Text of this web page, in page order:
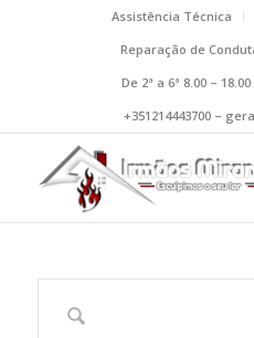
Assistência Técnica
Reparação de
De 2ª a 6ª 8.00 –
+351214443700 –